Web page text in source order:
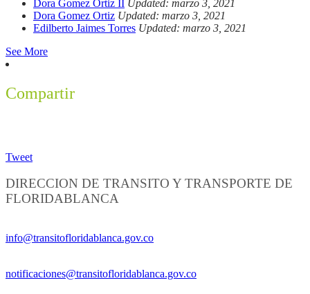
Dora Gomez Ortiz II Updated: marzo 3, 2021
Dora Gomez Ortiz Updated: marzo 3, 2021
Edilberto Jaimes Torres Updated: marzo 3, 2021
See More
Compartir
Tweet
DIRECCION DE TRANSITO Y TRANSPORTE DE
FLORIDABLANCA
info@transitofloridablanca.gov.co
notificaciones@transitofloridablanca.gov.co